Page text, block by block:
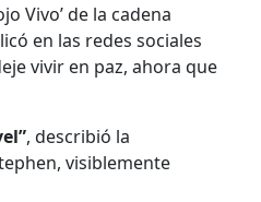
Vivo’ de la cadena
en las redes sociales
vivir en paz, ahora que
, describió la
visiblemente